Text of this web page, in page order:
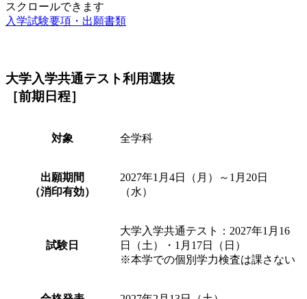
スクロールできます
入学試験要項・出願書類
大学入学共通テスト利用選抜
［前期日程］
対象 全学科
出願期間
（消印有効）
2027年1月4日（月）～1月20日
（水）
試験日
大学入学共通テスト：2027年1月16
日（土）・1月17日（日）
※本学での個別学力検査は課さない